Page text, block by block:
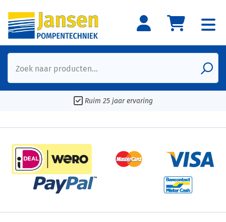
Zoek naar producten...
Ruim 25 jaar ervaring